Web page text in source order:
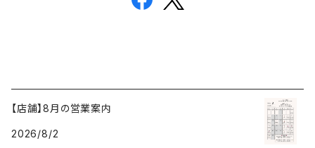
【店舗】8月の営業案内
2026/8/2